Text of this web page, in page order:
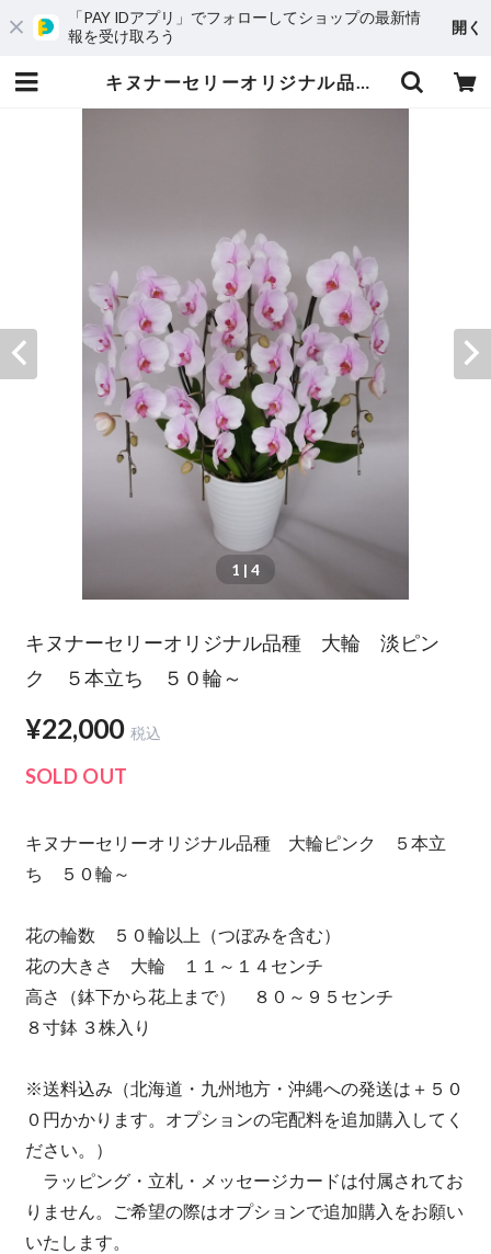
「PAY IDアプリ」でフォローしてショップの最新情
報を受け取ろう
開く
キヌナーセリーオリジナル品種 大輪 淡ピンク ５本立ち ５０輪～ | キヌナーセリー 純国内生産の胡蝶蘭生産者
1 | 4
キヌナーセリーオリジナル品種 大輪 淡ピン
ク ５本立ち ５０輪～
¥22,000 税込
SOLD OUT
キヌナーセリーオリジナル品種 大輪ピンク ５本立
ち ５０輪～
花の輪数 ５０輪以上（つぼみを含む）
花の大きさ 大輪 １１～１４センチ
高さ（鉢下から花上まで） ８０～９５センチ
８寸鉢 ３株入り
※送料込み（北海道・九州地方・沖縄への発送は＋５０
０円かかります。オプションの宅配料を追加購入してく
ださい。）
ラッピング・立札・メッセージカードは付属されてお
りません。ご希望の際はオプションで追加購入をお願い
いたします。